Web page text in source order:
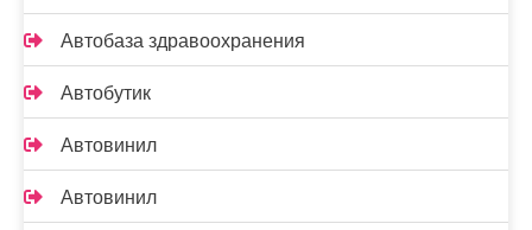
Автобаза здравоохранения
Автобутик
Автовинил
Автовинил